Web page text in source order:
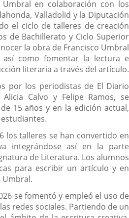
Umbral en colaboración con los
Valladolid y la Diputación
el ciclo de talleres de creación
de Bachillerato y Ciclo Superior
la obra de Francisco Umbral
así como fomentar la lectura e
literaria a través del artículo.
por los periodistas de El Diario
Calvo y Felipe Ramos, se
15 años y en la edición actual,
los talleres se han convertido en
integrándose así en la parte
de Literatura. Los alumnos
para escribir un artículo y en
Umbral.
se fomentó y empleó el uso de
redes sociales. Partiendo de un